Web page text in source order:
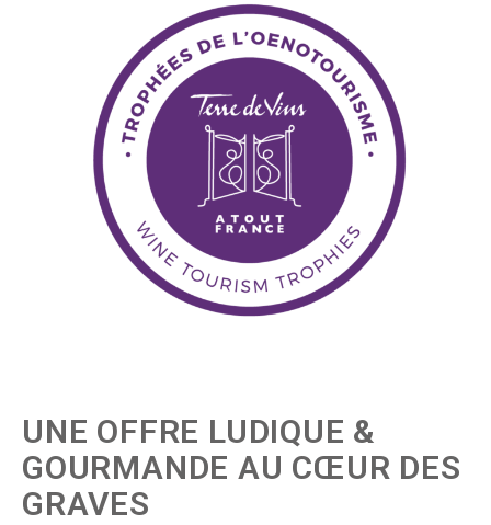
UNE OFFRE LUDIQUE &
GOURMANDE AU CŒUR DES
GRAVES